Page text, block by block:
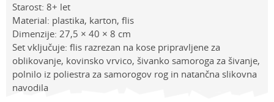
Starost: 8+ let
Material: plastika, karton, flis
Dimenzije: 27,5 × 40 × 8 cm
Set vključuje: flis razrezan na kose pripravljene za
oblikovanje, kovinsko vrvico, šivanko samoroga za šivanje,
polnilo iz poliestra za samorogov rog in natančna slikovna
navodila